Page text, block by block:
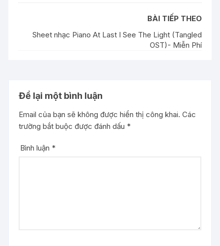
BÀI TIẾP THEO
Sheet nhạc Piano At Last I See The Light (Tangled
OST)- Miễn Phí
Để lại một bình luận
Email của bạn sẽ không được hiển thị công khai. Các
trường bắt buộc được đánh dấu *
Bình luận *